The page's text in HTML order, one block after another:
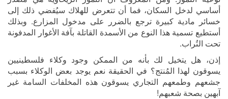
أساسي لدخل السكان، فما أن تتعرض للهلاك سيُفضي ذلك إلى
خسائر مادية كبيرة ترجع بالضرر على مدخول المزارع. وبذلك
أستطيع تسمية هذا النوع من الأسمدة القاتلة بآفة الأغوار المدفونة
تحت التُراب.
إذن، هل يتخيل لك بأنه من الممكن وجود وكلاء فلسطينيين
يسوقون لهذا المُنتج؟ في الحقيقة نعم يوجد بعض الوكلاء بسبب
جشعهم وطمعهم التجاري يسوقون هذه المخلفات السامة غير
آبهين بصحة شعبهم!